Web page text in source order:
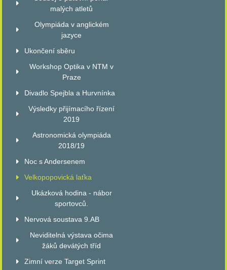
malých atletů
Olympiáda v anglickém
jazyce
Ukončení sběru
Workshop Optika v NTM v
Praze
Divadlo Spejbla a Hurvnínka
Výsledky přijímacího řízení
2019
Astronomická olympiáda
2018/19
Noc s Andersenem
Velkopopovická laťka
Ukázková hodina - nábor
sportovců.
Nervová soustava 9.AB
Neviditelná výstava očima
žáků devátých tříd
Zimní verze Target Sprint